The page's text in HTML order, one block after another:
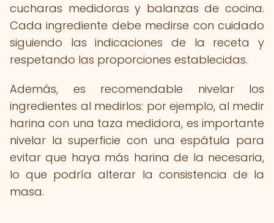
cucharas medidoras y balanzas de cocina.
Cada ingrediente debe medirse con cuidado
siguiendo las indicaciones de la receta y
respetando las proporciones establecidas.
Además, es recomendable nivelar los
ingredientes al medirlos: por ejemplo, al medir
harina con una taza medidora, es importante
nivelar la superficie con una espátula para
evitar que haya más harina de la necesaria,
lo que podría alterar la consistencia de la
masa.